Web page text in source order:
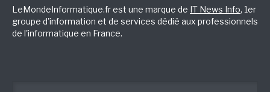
LeMondeInformatique.fr est une marque de IT News Info, 1er
groupe d'information et de services dédié aux professionnels
de l'informatique en France.